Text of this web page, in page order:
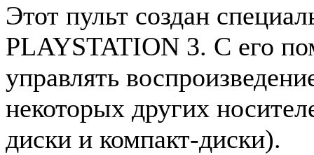
Этот пульт создан
PLAYSTATION 3. С его
управлять
некоторых других
диски и компакт-диски).